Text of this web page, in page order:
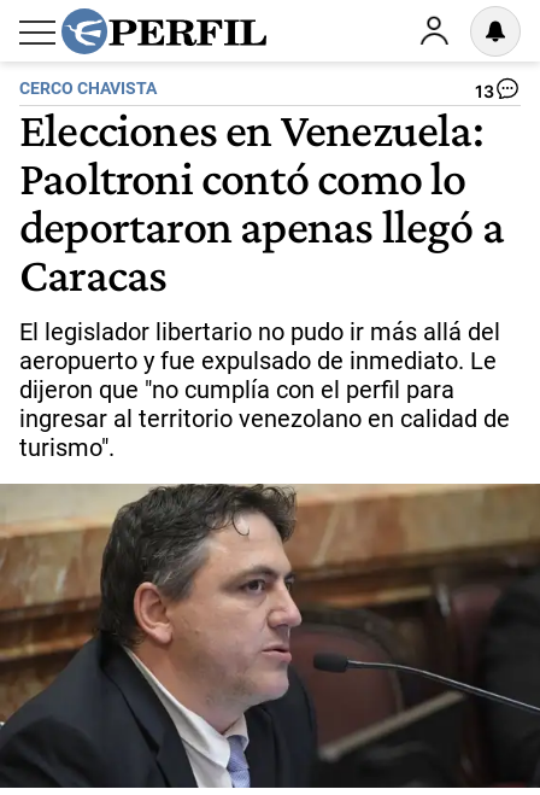
CERCO CHAVISTA 13
Elecciones en Venezuela:
Paoltroni contó como lo
deportaron apenas llegó a
Caracas
El legislador libertario no pudo ir más allá del
aeropuerto y fue expulsado de inmediato. Le
dijeron que "no cumplía con el perfil para
ingresar al territorio venezolano en calidad de
turismo".